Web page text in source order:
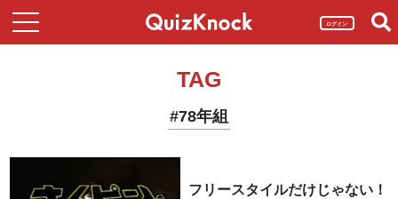
ログイン
TAG
#78年組
フリースタイルだけじゃない！